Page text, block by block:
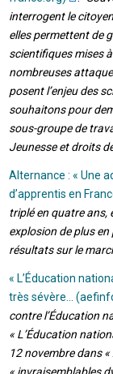
interrogent le
elles permettent de
scientifiques mises
nombreuses
posent l’enjeu des
souhaitons pour
sous-groupe de
Jeunesse et droits
Alternance : « Une
d’apprentis en
triplé en quatre ans,
explosion de plus
résultats sur le
« L’Éducation
très sévère…
contre l’Éducation
« L’Éducation
12 novembre dans